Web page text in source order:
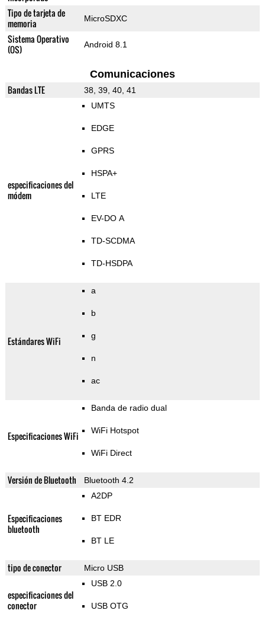
Tipo de tarjeta de
memoria
MicroSDXC
Sistema Operativo
(OS)
Android 8.1
Comunicaciones
Bandas LTE 38, 39, 40, 41
especificaciones del
módem
UMTS
EDGE
GPRS
HSPA+
LTE
EV-DO A
TD-SCDMA
TD-HSDPA
Estándares WiFi
a
b
g
n
ac
Especificaciones WiFi
Banda de radio dual
WiFi Hotspot
WiFi Direct
Versión de Bluetooth Bluetooth 4.2
Especificaciones
bluetooth
A2DP
BT EDR
BT LE
tipo de conector Micro USB
especificaciones del
conector
USB 2.0
USB OTG